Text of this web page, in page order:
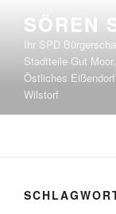
Inhalt
springen
SÖREN
Ihr SPD
Stadtteile Gut
Östliches
Wilstorf